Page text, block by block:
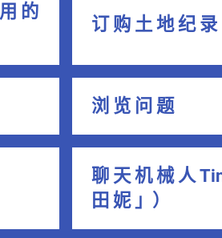
的
订 购 土 地 纪 录
浏 览 问 题
聊 天 机 械 人
田 妮 」）